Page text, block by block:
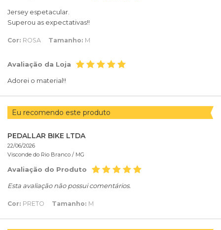
Jersey espetacular.
Superou as expectativas!!
Cor: ROSA Tamanho: M
Avaliação da Loja
Adorei o material!!
Eu recomendo este produto
PEDALLAR BIKE LTDA
22/06/2026
Visconde do Rio Branco / MG
Avaliação do Produto
Esta avaliação não possui comentários.
Cor: PRETO Tamanho: M